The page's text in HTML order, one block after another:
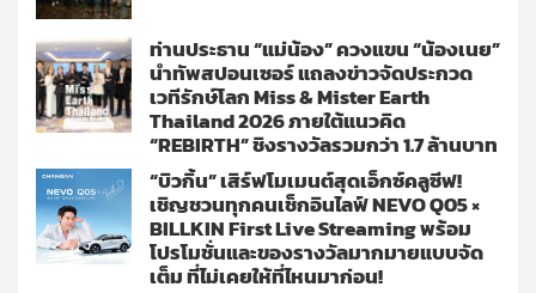
ท่านประธาน “แม่น้อง” ควงแขน “น้องเนย”
นำทัพสปอนเซอร์ แถลงข่าวจัดประกวด
เวทีรักษ์โลก Miss & Mister Earth
Thailand 2026 ภายใต้แนวคิด
“REBIRTH” ชิงรางวัลรวมกว่า 1.7 ล้านบาท
“บิวกิ้น” เสิร์ฟโมเมนต์สุดเอ็กซ์คลูซีฟ!
เชิญชวนทุกคนเช็กอินไลฟ์ NEVO Q05 ×
BILLKIN First Live Streaming พร้อม
โปรโมชั่นและของรางวัลมากมายแบบจัด
เต็ม ที่ไม่เคยให้ที่ไหนมาก่อน!